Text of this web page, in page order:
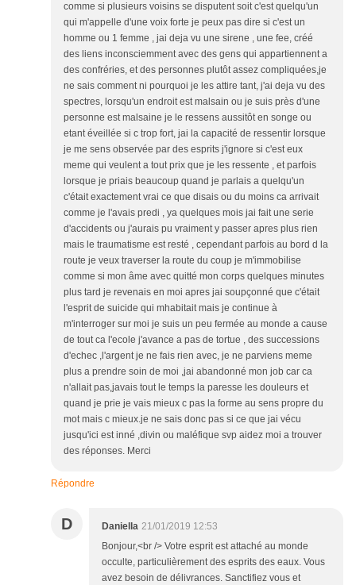
comme si plusieurs voisins se disputent soit c'est quelqu'un
qui m'appelle d'une voix forte je peux pas dire si c'est un
homme ou 1 femme , jai deja vu une sirene , une fee, créé
des liens inconsciemment avec des gens qui appartiennent a
des confréries, et des personnes plutôt assez compliquées,je
ne sais comment ni pourquoi je les attire tant, j'ai deja vu des
spectres, lorsqu'un endroit est malsain ou je suis près d'une
personne est malsaine je le ressens aussitôt en songe ou
etant éveillée si c trop fort, jai la capacité de ressentir lorsque
je me sens observée par des esprits j'ignore si c'est eux
meme qui veulent a tout prix que je les ressente , et parfois
lorsque je priais beaucoup quand je parlais a quelqu'un
c'était exactement vrai ce que disais ou du moins ca arrivait
comme je l'avais predi , ya quelques mois jai fait une serie
d'accidents ou j'aurais pu vraiment y passer apres plus rien
mais le traumatisme est resté , cependant parfois au bord d la
route je veux traverser la route du coup je m'immobilise
comme si mon âme avec quitté mon corps quelques minutes
plus tard je revenais en moi apres jai soupçonné que c'était
l'esprit de suicide qui mhabitait mais je continue à
m'interroger sur moi je suis un peu fermée au monde a cause
de tout ca l'ecole j'avance a pas de tortue , des successions
d'echec ,l'argent je ne fais rien avec, je ne parviens meme
plus a prendre soin de moi ,jai abandonné mon job car ca
n'allait pas,javais tout le temps la paresse les douleurs et
quand je prie je vais mieux c pas la forme au sens propre du
mot mais c mieux.je ne sais donc pas si ce que jai vécu
jusqu'ici est inné ,divin ou maléfique svp aidez moi a trouver
des réponses. Merci
Répondre
D Daniella 21/01/2019 12:53
Bonjour,<br /> Votre esprit est attaché au monde
occulte, particulièrement des esprits des eaux. Vous
avez besoin de délivrances. Sanctifiez vous et